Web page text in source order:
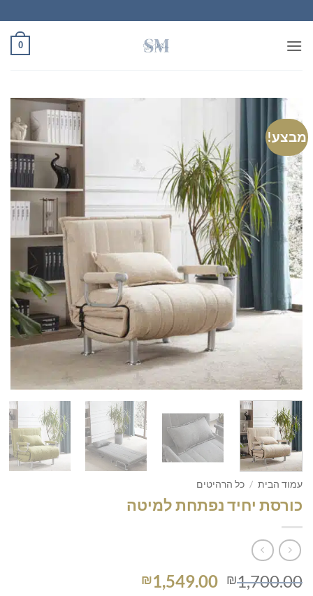
to
content
0
מבצע!
עמוד הבית / כל הרהיטים
כורסת יחיד נפתחת למיטה
₪1,700.00
המחיר
₪1,549.00